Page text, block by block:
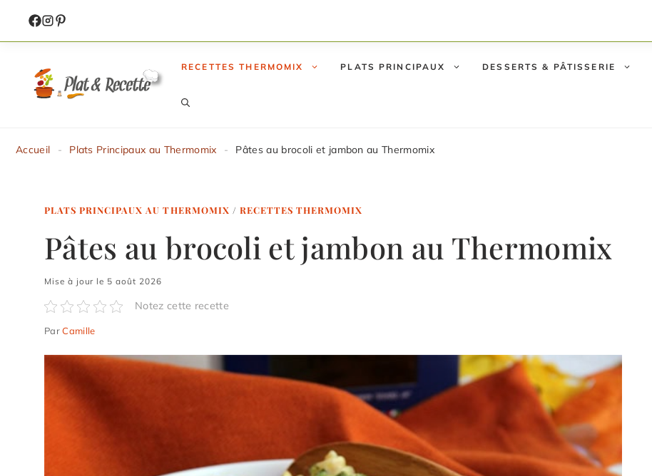
contenu
RECETTES THERMOMIX PLATS PRINCIPAUX DESSERTS & PÂTISSERIE
Accueil - Plats Principaux au Thermomix - Pâtes au brocoli et jambon au Thermomix
PLATS PRINCIPAUX AU THERMOMIX / RECETTES THERMOMIX
Pâtes au brocoli et jambon au Thermomix
Mise à jour le 5 août 2026
Notez cette recette
ParCamille